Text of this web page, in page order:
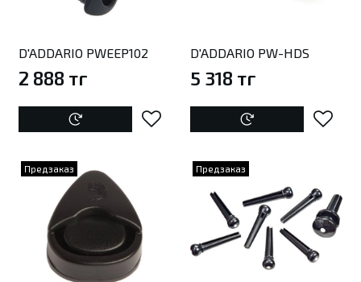
D'ADDARIO PWEEP102
2 888 тг
D'ADDARIO PW-HDS
5 318 тг
Предзаказ Предзаказ